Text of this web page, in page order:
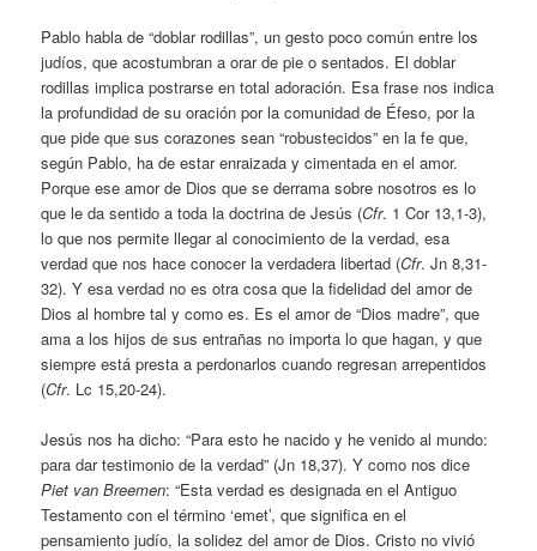
Pablo habla de “doblar rodillas”, un gesto poco común entre los
judíos, que acostumbran a orar de pie o sentados. El doblar
rodillas implica postrarse en total adoración. Esa frase nos indica
la profundidad de su oración por la comunidad de Éfeso, por la
que pide que sus corazones sean “robustecidos” en la fe que,
según Pablo, ha de estar enraizada y cimentada en el amor.
Porque ese amor de Dios que se derrama sobre nosotros es lo
que le da sentido a toda la doctrina de Jesús (Cfr. 1 Cor 13,1-3),
lo que nos permite llegar al conocimiento de la verdad, esa
verdad que nos hace conocer la verdadera libertad (Cfr. Jn 8,31-
32). Y esa verdad no es otra cosa que la fidelidad del amor de
Dios al hombre tal y como es. Es el amor de “Dios madre”, que
ama a los hijos de sus entrañas no importa lo que hagan, y que
siempre está presta a perdonarlos cuando regresan arrepentidos
(Cfr. Lc 15,20-24).
Jesús nos ha dicho: “Para esto he nacido y he venido al mundo:
para dar testimonio de la verdad” (Jn 18,37). Y como nos dice
Piet van Breemen: “Esta verdad es designada en el Antiguo
Testamento con el término ‘emet’, que significa en el
pensamiento judío, la solidez del amor de Dios. Cristo no vivió